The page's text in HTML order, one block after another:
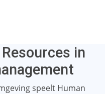
in
speelt Human